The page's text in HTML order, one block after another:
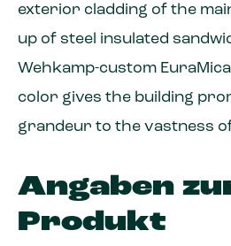
exterior cladding of the
up of steel insulated
Wehkamp-custom
color gives the building
grandeur to the vastness
Angaben
Produkt